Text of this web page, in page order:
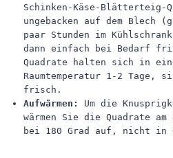
Schinken-Käse-Blätterteig-
ungebacken auf dem Blech
paar Stunden im
dann einfach bei Bedarf
Quadrate halten sich in
Raumtemperatur 1-2 Tage,
frisch.
Aufwärmen:
Um die
wärmen Sie die Quadrate
bei 180 Grad auf, nicht in